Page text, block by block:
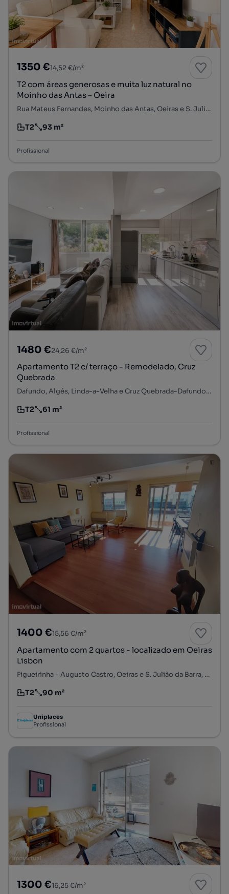
1350 €14,52 €/m²
T2 com áreas generosas e muita luz natural no
Moinho das Antas – Oeira
Rua Mateus Fernandes, Moinho das Antas, Oeiras e S. Julião da Barra, Paço de Arcos e Caxias, Oeiras, Lisboa
Tipologia
T2
Preço por metro quadrado
93 m²
Profissional
1480 €24,26 €/m²
Apartamento T2 c/ terraço - Remodelado, Cruz
Quebrada
Dafundo, Algés, Linda-a-Velha e Cruz Quebrada-Dafundo, Oeiras, Lisboa
Tipologia
T2
Preço por metro quadrado
61 m²
Profissional
1400 €15,56 €/m²
Apartamento com 2 quartos - localizado em Oeiras
Lisbon
Figueirinha - Augusto Castro, Oeiras e S. Julião da Barra, Paço de Arcos e Caxias, Oeiras, Lisboa
Tipologia
T2
Preço por metro quadrado
90 m²
Uniplaces
Profissional
1300 €16,25 €/m²